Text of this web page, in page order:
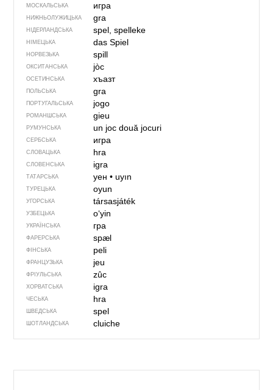
МОСКАЛЬСЬКА игра
НИЖНЬОЛУЖИЦЬКА gra
НІДЕРЛАНДСЬКА spel, spelleke
НІМЕЦЬКА das Spiel
НОРВЕЗЬКА spill
ОКСИТАНСЬКА jòc
ОСЕТИНСЬКА хъазт
ПОЛЬСЬКА gra
ПОРТУГАЛЬСЬКА jogo
РОМАНШСЬКА gieu
РУМУНСЬКА un jocdouă jocuri
СЕРБСЬКА игра
СЛОВАЦЬКА hra
СЛОВЕНСЬКА igra
ТАТАРСЬКА уен• uyın
ТУРЕЦЬКА oyun
УГОРСЬКА társasjáték
УЗБЕЦЬКА oʻyin
УКРАЇНСЬКА гра
ФАРЕРСЬКА spæl
ФІНСЬКА peli
ФРАНЦУЗЬКА jeu
ФРІУЛЬСЬКА zûc
ХОРВАТСЬКА igra
ЧЕСЬКА hra
ШВЕДСЬКА spel
ШОТЛАНДСЬКА cluiche